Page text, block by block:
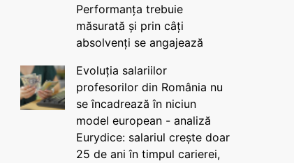
Performanța trebuie
măsurată și prin câți
absolvenți se angajează
Evoluția salariilor
profesorilor din România nu
se încadrează în niciun
model european - analiză
Eurydice: salariul crește doar
25 de ani în timpul carierei,